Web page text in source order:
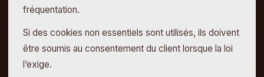
fréquentation.
Si des cookies non essentiels sont utilisés, ils doivent
être soumis au consentement du client lorsque la loi
l’exige.